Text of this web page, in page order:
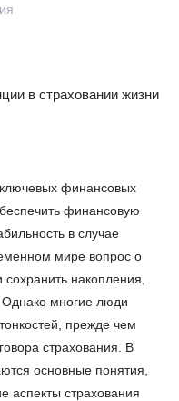
в страховании жизни
финансовых
финансовую
в случае
мире вопрос о
накопления,
Однако многие люди
прежде чем
страхования. В
основные понятия,
аспекты страхования